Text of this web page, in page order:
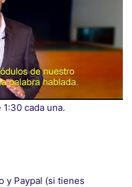
cada una.
y Paypal (si tienes